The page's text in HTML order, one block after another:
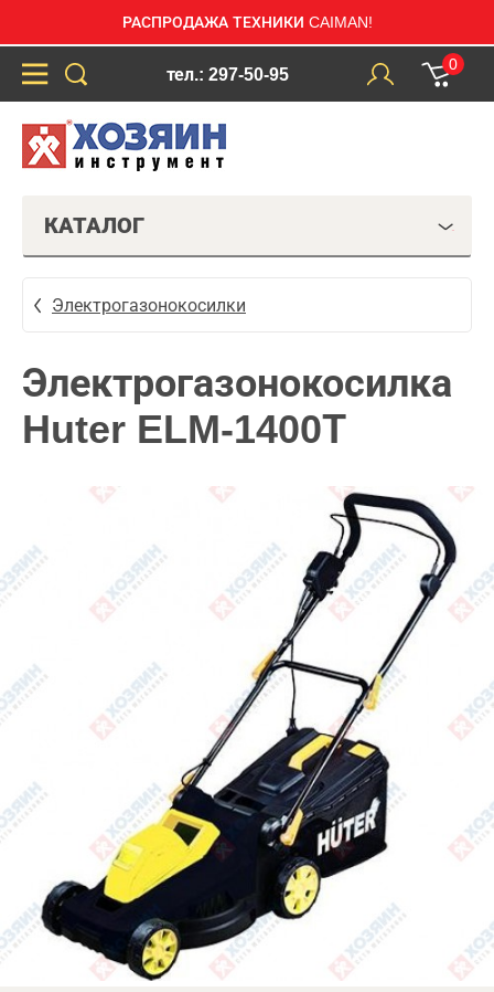
РАСПРОДАЖА ТЕХНИКИ CAIMAN!
тел.: 297-50-95
0
КАТАЛОГ
Электрогазонокосилки
Электрогазонокосилка
Huter ELM-1400Т